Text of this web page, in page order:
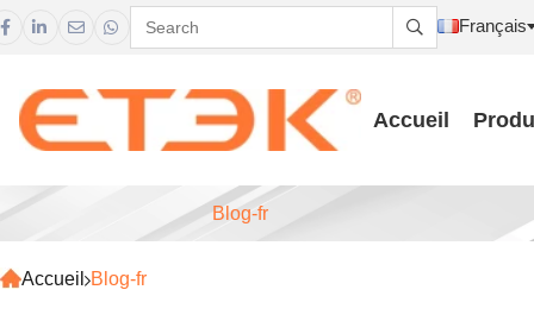
     Français
Accueil
Blog-fr
Accueil Blog-fr